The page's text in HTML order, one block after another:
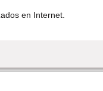
en Internet.